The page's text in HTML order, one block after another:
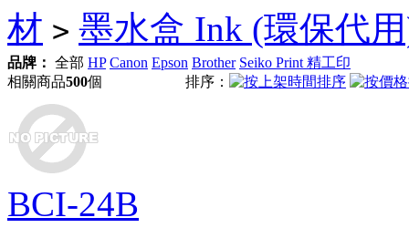
材 > 墨水盒 Ink (環保代
品牌： 全部 HP Canon Epson Brother Seiko Print 精工印
相關商品500個 排序：
BCI-24B